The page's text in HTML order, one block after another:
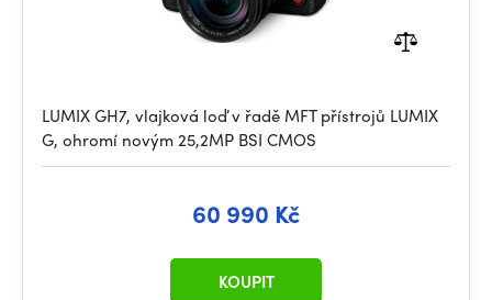
LUMIX GH7, vlajková loď v řadě MFT přístrojů LUMIX
G, ohromí novým 25,2MP BSI CMOS
60 990 Kč
KOUPIT